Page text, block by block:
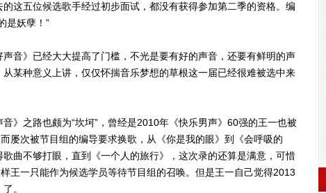
五位候选歌手经过初步面试，都没有获得参加第二季的资格。编
是妖孽！”
》已经大大提高了门槛，不光是要有好的声音，还要有鲜明的声
某种意义上讲，仅仅怀揣音乐梦想的草根这一届已经很难被选中来
之路也颇为“坎坷”，曾经是2010年《快乐男声》60强的王一也被
屡次被节目组的编导要求换歌，从《你是我的眼》到《会呼吸的
曲不够打眼，直到《一个人的旅行》，这次录的还算是满意，可惜
王一只能作为候选学员等待节目组的召唤。但是王一自己觉得2013
。